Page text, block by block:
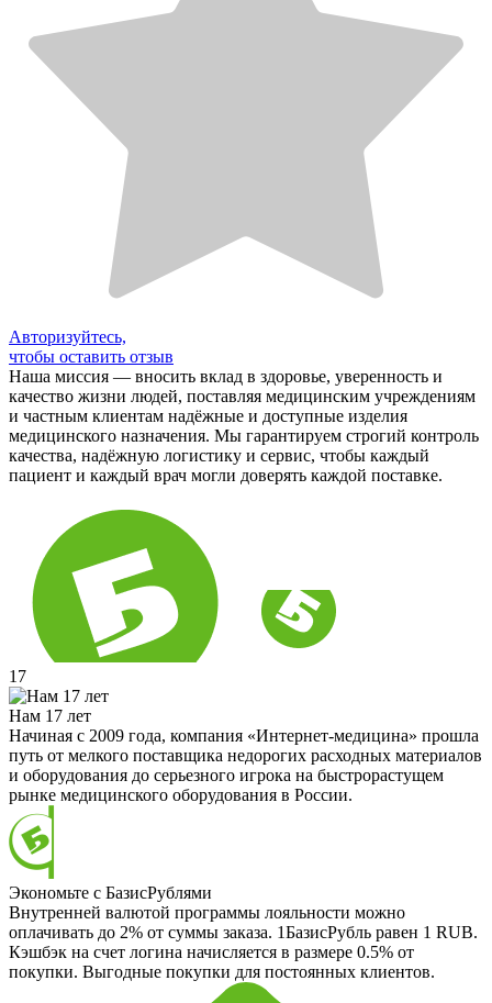
Авторизуйтесь,
чтобы оставить отзыв
Наша миссия — вносить вклад в здоровье, уверенность и
качество жизни людей, поставляя медицинским учреждениям
и частным клиентам надёжные и доступные изделия
медицинского назначения. Мы гарантируем строгий контроль
качества, надёжную логистику и сервис, чтобы каждый
пациент и каждый врач могли доверять каждой поставке.
17
Нам 17 лет
Начиная с 2009 года, компания «Интернет-медицина» прошла
путь от мелкого поставщика недорогих расходных материалов
и оборудования до серьезного игрока на быстрорастущем
рынке медицинского оборудования в России.
Экономьте с БазисРублями
Внутренней валютой программы лояльности можно
оплачивать до 2% от суммы заказа. 1БазисРубль равен 1 RUB.
Кэшбэк на счет логина начисляется в размере 0.5% от
покупки. Выгодные покупки для постоянных клиентов.